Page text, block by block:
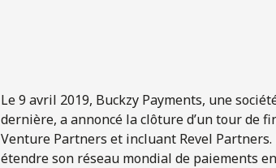
Le 9 avril 2019, Buckzy Payments, une
dernière, a annoncé la clôture d’un tour de
Venture Partners et incluant Revel
étendre son réseau mondial de paiements